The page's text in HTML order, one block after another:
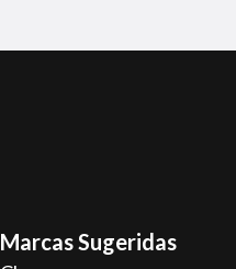
Marcas Sugeridas